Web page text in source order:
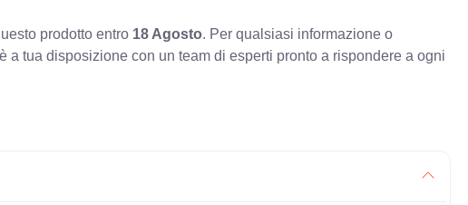
prodotto entro 18 Agosto. Per qualsiasi informazione o
è a tua disposizione con un team di esperti pronto a rispondere a ogni